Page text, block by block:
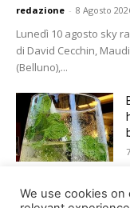
redazione - 8 Agosto
Lunedì 10 agosto sky
di David Cecchin,
(Belluno),...
We use cookies